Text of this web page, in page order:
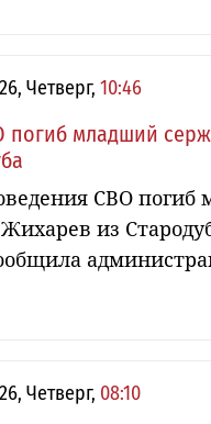
Четверг, 10:46
погиб младший
СВО
из
Четверг, 08:10